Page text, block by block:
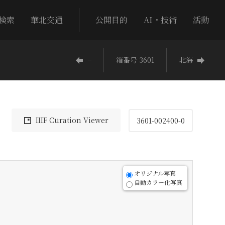
索 華北交通 公開目的 AI・技術 活動
− 箱番号 3601 北海
IIIF Curation Viewer 3601-002400-0
オリジナル写真
自動カラー化写真